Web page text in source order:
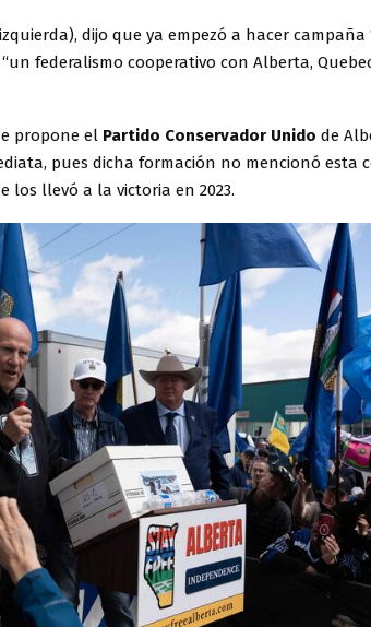
dijo que ya empezó a hacer campaña
federalismo cooperativo con Alberta,
propone el Partido Conservador Unido de
pues dicha formación no mencionó esta
los llevó a la victoria en 2023.